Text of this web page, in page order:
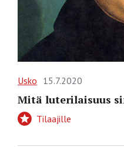
Usko 15.7.2020
Mitä luterilaisuus
Tilaajille